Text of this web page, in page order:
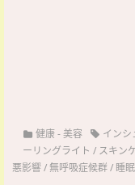
健康-美容 インシ
ーリングライト / スキン
悪影響/無呼吸症候群/ 睡